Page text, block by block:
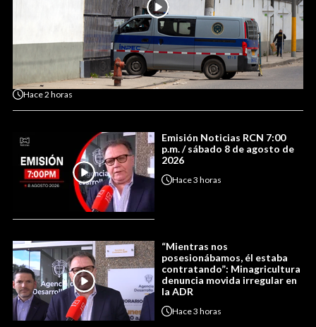
Hace2 horas
Emisión Noticias RCN 7:00
p.m. / sábado 8 de agosto de
2026
Hace3 horas
“Mientras nos
posesionábamos, él estaba
contratando”: Minagricultura
denuncia movida irregular en
la ADR
Hace3 horas